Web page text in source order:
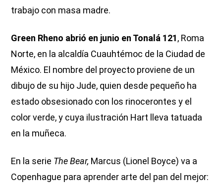
trabajo con masa madre.
Green Rheno abrió en junio en Tonalá 121, Roma
Norte, en la alcaldía Cuauhtémoc de la Ciudad de
México. El nombre del proyecto proviene de un
dibujo de su hijo Jude, quien desde pequeño ha
estado obsesionado con los rinocerontes y el
color verde, y cuya ilustración Hart lleva tatuada
en la muñeca.
En la serie The Bear, Marcus (Lionel Boyce) va a
Copenhague para aprender arte del pan del mejor: